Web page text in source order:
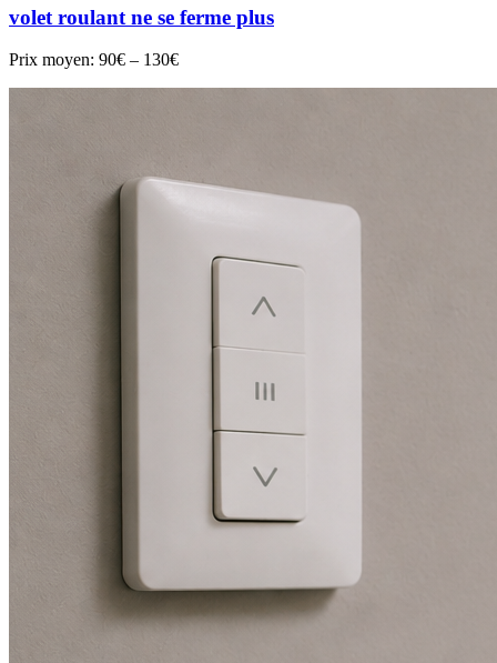
volet roulant ne se ferme plus
Prix moyen: 90€ – 130€